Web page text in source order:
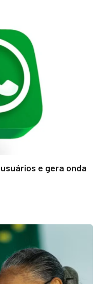
e gera onda